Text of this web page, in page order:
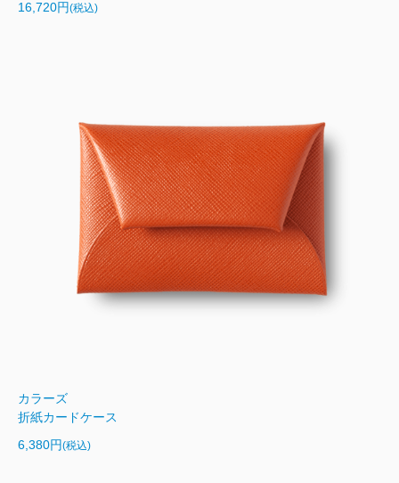
16,720円(税込)
カラーズ
折紙カードケース
6,380円(税込)